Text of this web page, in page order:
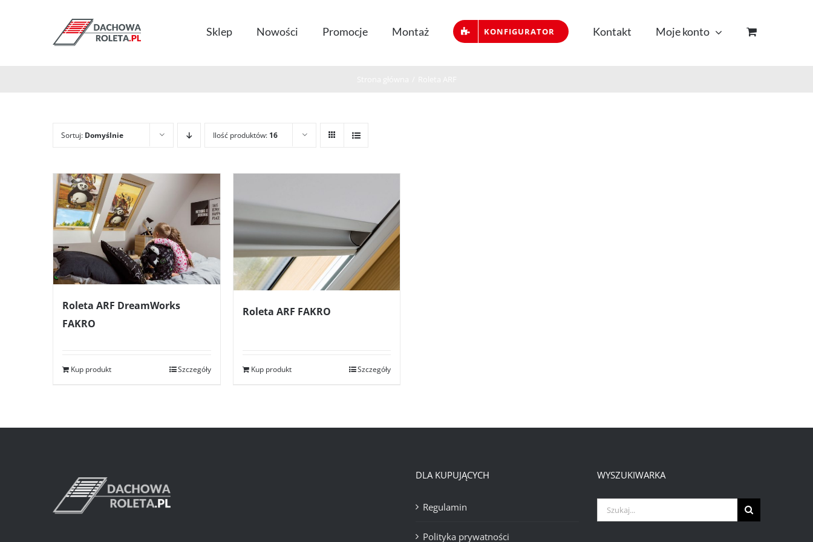
Sklep Nowości Promocje Montaż KONFIGURATOR Kontakt Moje konto
Sortuj: Domyślnie Ilość produktów: 16
Roleta ARF DreamWorks
FAKRO
Kup produkt Szczegóły
Roleta ARF FAKRO
Kup produkt Szczegóły
DLA KUPUJĄCYCH
Regulamin
Polityka prywatności
WYSZUKIWARKA
Szukaj